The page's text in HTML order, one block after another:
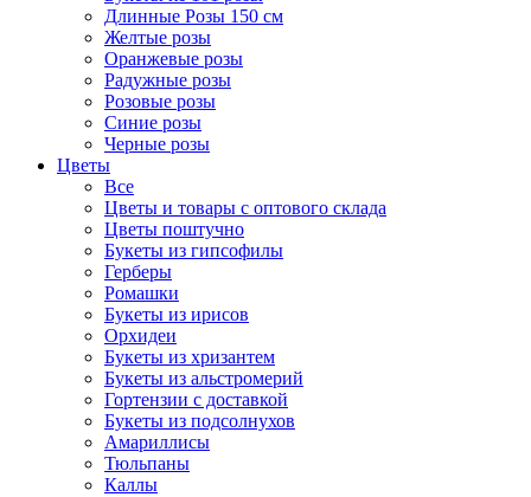
Длинные Розы 150 см
Желтые розы
Оранжевые розы
Радужные розы
Розовые розы
Синие розы
Черные розы
Цветы
Все
Цветы и товары с оптового склада
Цветы поштучно
Букеты из гипсофилы
Герберы
Ромашки
Букеты из ирисов
Орхидеи
Букеты из хризантем
Букеты из альстромерий
Гортензии с доставкой
Букеты из подсолнухов
Амариллисы
Тюльпаны
Каллы